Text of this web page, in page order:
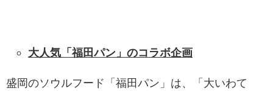
大人気「福田パン」のコラボ企画
盛岡のソウルフード「福田パン」は、「大いわて